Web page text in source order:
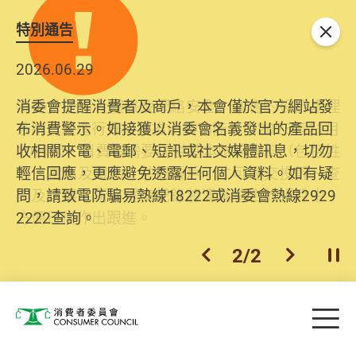
特別通告
2026.06.29
消委會提醒消費者及商戶，本會僅於官方網站發
布消費警示。如接獲以消委會名義發出的產品回
收相關來電、電郵、短訊或社交媒體訊息，切勿
輕信回應，更應避免透露任何個人資料。如有疑
問，請致電防騙易熱線18222或消委會熱線2929
2222查詢。
2025.10.31
為提升使用者體驗及網絡安全，本會的投訴處理
系統已經進行升級及推出新功能。由2025年11月
10日起，消費者需要提供基本聯絡資料（包括姓
名、電郵及電話）註冊帳戶，才可提交投訴、查
詢及建議。所有提交紀錄將清晰整合於帳戶中，
方便日後作出跟進。
上一個
2/2 下一個開
關閉
消費者委員會 目